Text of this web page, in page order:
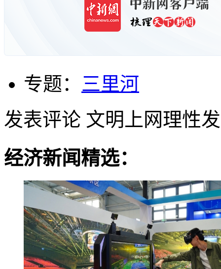
专题： 三里河
发表评论 文明上网理性
经济新闻精选：